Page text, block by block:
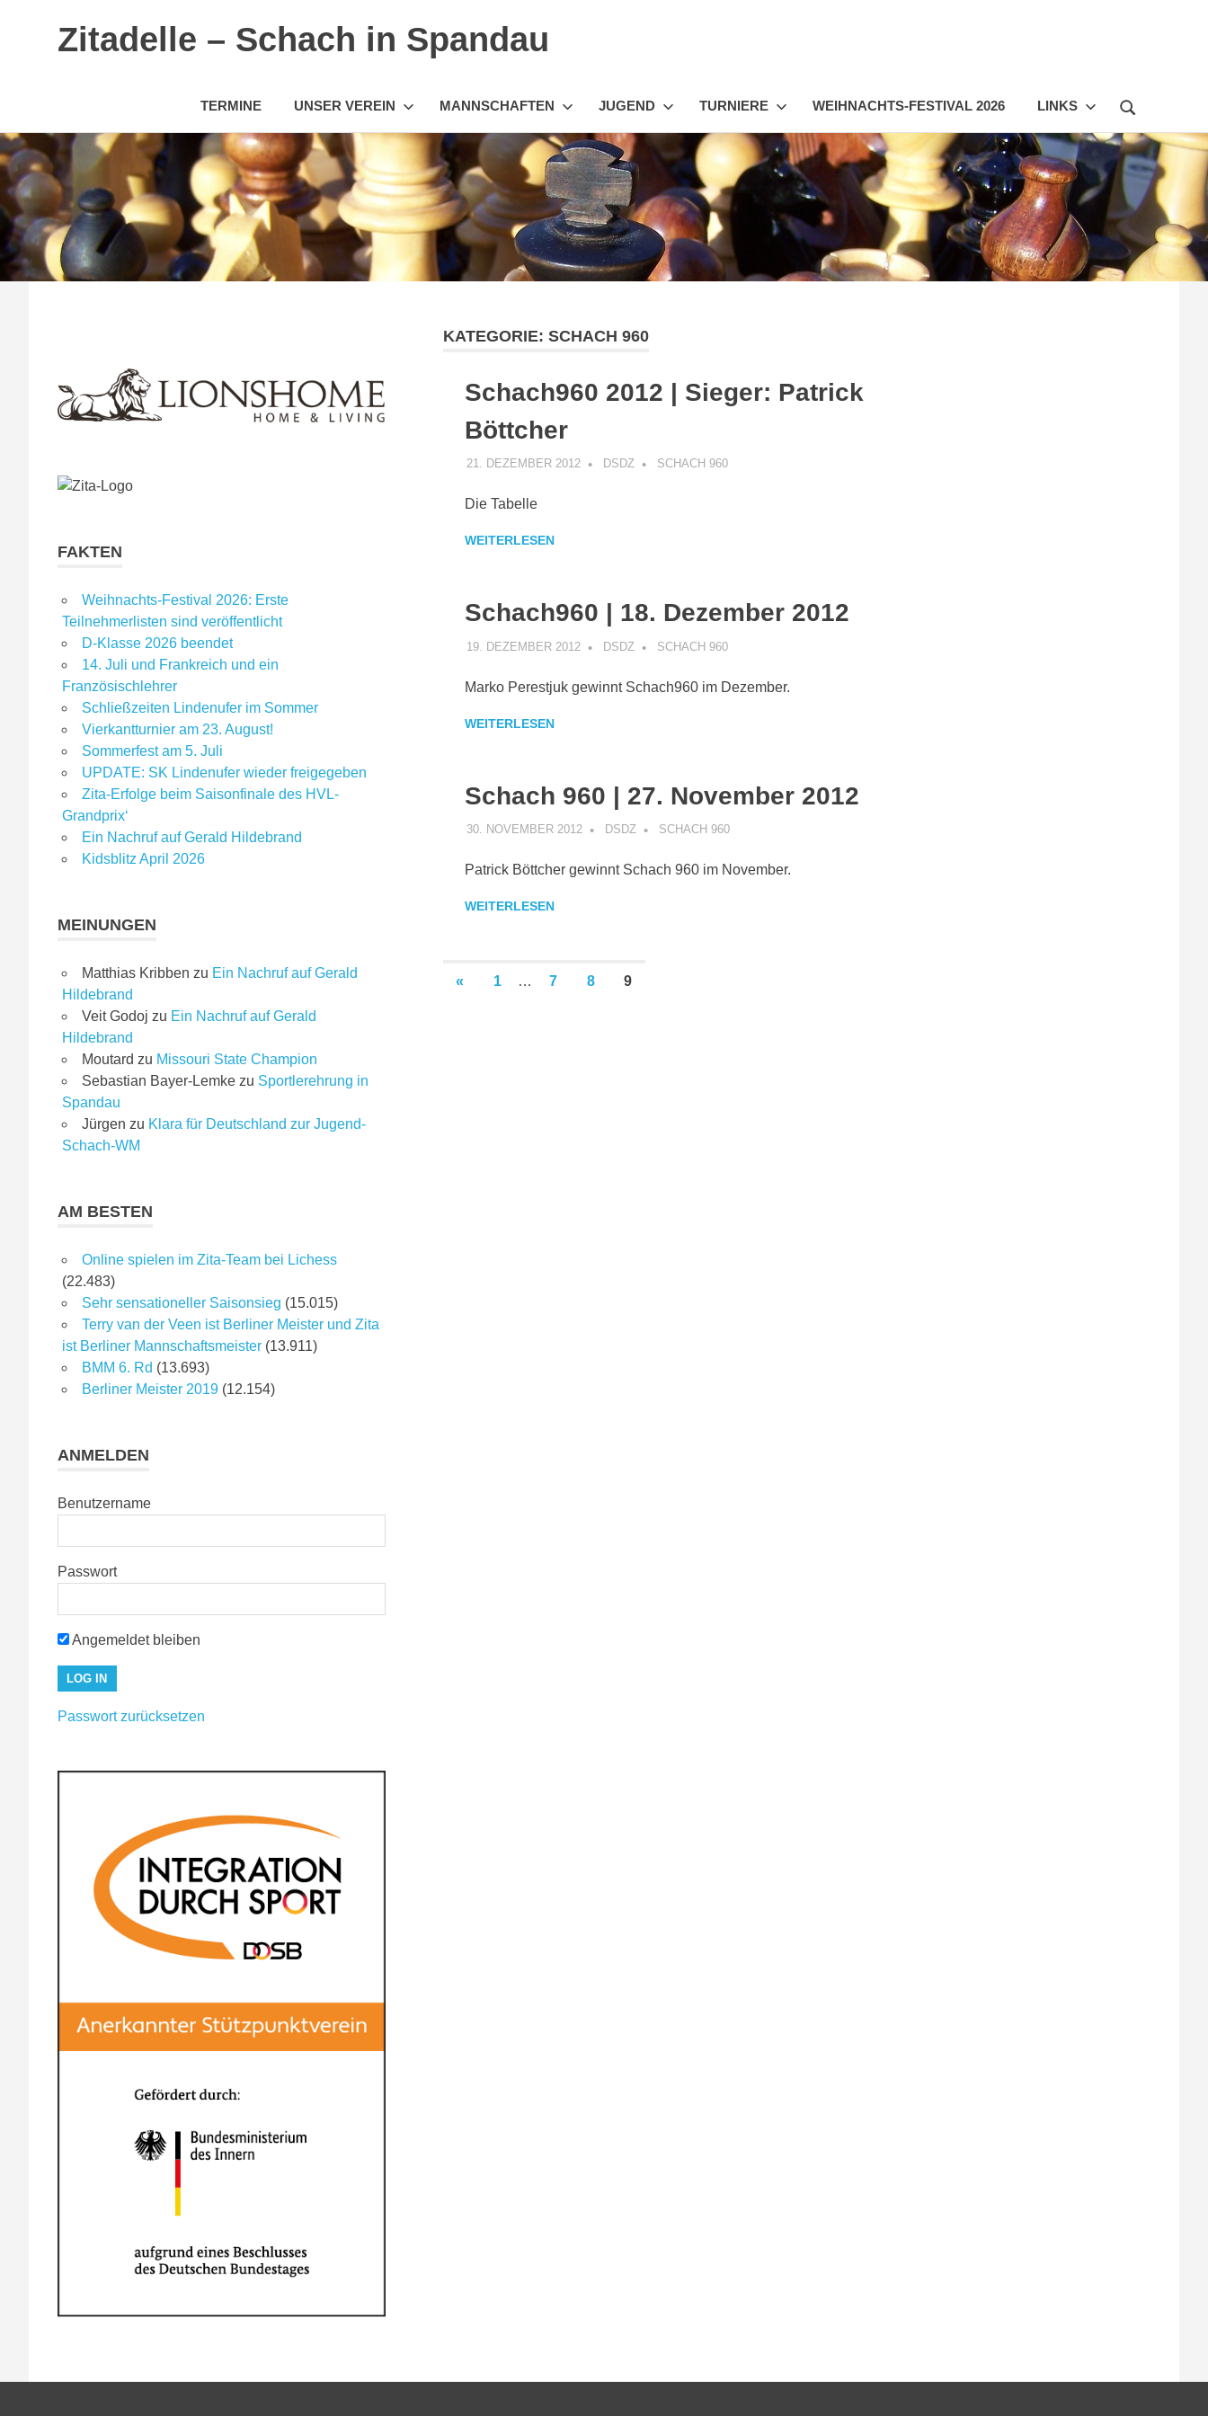
Zum
Inhalt
springen
Zitadelle – Schach in Spandau
TERMINE UNSER VEREIN MANNSCHAFTEN JUGEND TURNIERE WEIHNACHTS-FESTIVAL 2026 LINKS
KATEGORIE: SCHACH 960
Schach960 2012 | Sieger: Patrick
Böttcher
21. DEZEMBER 2012 DSDZ SCHACH 960
Die Tabelle
WEITERLESEN
Schach960 | 18. Dezember 2012
19. DEZEMBER 2012 DSDZ SCHACH 960
Marko Perestjuk gewinnt Schach960 im Dezember.
WEITERLESEN
Schach 960 | 27. November 2012
30. NOVEMBER 2012 DSDZ SCHACH 960
Patrick Böttcher gewinnt Schach 960 im November.
WEITERLESEN
Seitennummerierung
« VORHERIGE
1 … 7 8 9
FAKTEN
Weihnachts-Festival 2026: Erste
Teilnehmerlisten sind veröffentlicht
D-Klasse 2026 beendet
14. Juli und Frankreich und ein
Französischlehrer
Schließzeiten Lindenufer im Sommer
Vierkantturnier am 23. August!
Sommerfest am 5. Juli
UPDATE: SK Lindenufer wieder freigegeben
Zita-Erfolge beim Saisonfinale des HVL-
Grandprix‘
Ein Nachruf auf Gerald Hildebrand
Kidsblitz April 2026
MEINUNGEN
Matthias Kribben zu Ein Nachruf auf Gerald
Hildebrand
Veit Godoj zu Ein Nachruf auf Gerald
Hildebrand
Moutard zu Missouri State Champion
Sebastian Bayer-Lemkezu Sportlerehrung in
Spandau
Jürgen zu Klara für Deutschland zur Jugend-
Schach-WM
AM BESTEN
Online spielen im Zita-Team bei Lichess
(22.483)
Sehr sensationeller Saisonsieg (15.015)
Terry van der Veen ist Berliner Meister und Zita
ist Berliner Mannschaftsmeister (13.911)
BMM 6. Rd (13.693)
Berliner Meister 2019 (12.154)
ANMELDEN
Benutzername
Passwort
Angemeldet bleiben
Passwort zurücksetzen